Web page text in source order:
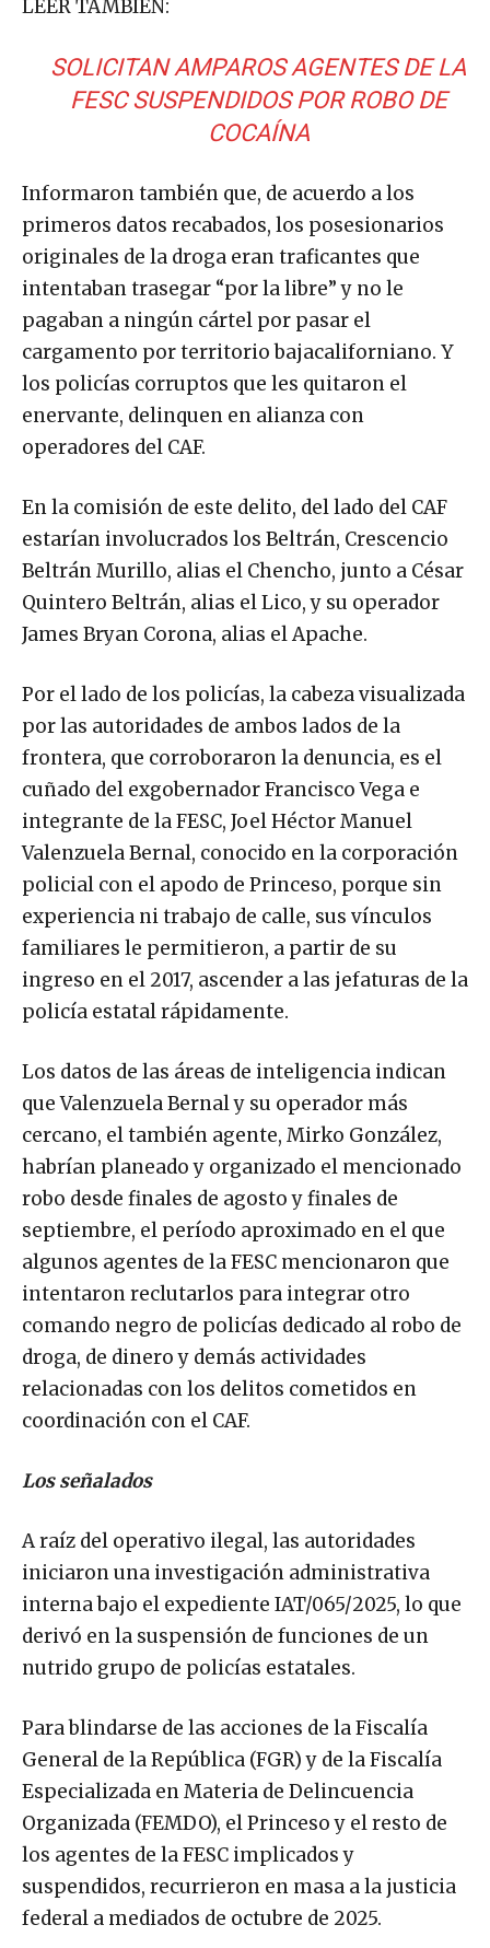
LEER TAMBIÉN:
SOLICITAN AMPAROS AGENTES DE LA
FESC SUSPENDIDOS POR ROBO DE
COCAÍNA
Informaron también que, de acuerdo a los
primeros datos recabados, los posesionarios
originales de la droga eran traficantes que
intentaban trasegar “por la libre” y no le
pagaban a ningún cártel por pasar el
cargamento por territorio bajacaliforniano. Y
los policías corruptos que les quitaron el
enervante, delinquen en alianza con
operadores del CAF.
En la comisión de este delito, del lado del CAF
estarían involucrados los Beltrán, Crescencio
Beltrán Murillo, alias el Chencho, junto a César
Quintero Beltrán, alias el Lico, y su operador
James Bryan Corona, alias el Apache.
Por el lado de los policías, la cabeza visualizada
por las autoridades de ambos lados de la
frontera, que corroboraron la denuncia, es el
cuñado del exgobernador Francisco Vega e
integrante de la FESC, Joel Héctor Manuel
Valenzuela Bernal, conocido en la corporación
policial con el apodo de Princeso, porque sin
experiencia ni trabajo de calle, sus vínculos
familiares le permitieron, a partir de su
ingreso en el 2017, ascender a las jefaturas de la
policía estatal rápidamente.
Los datos de las áreas de inteligencia indican
que Valenzuela Bernal y su operador más
cercano, el también agente, Mirko González,
habrían planeado y organizado el mencionado
robo desde finales de agosto y finales de
septiembre, el período aproximado en el que
algunos agentes de la FESC mencionaron que
intentaron reclutarlos para integrar otro
comando negro de policías dedicado al robo de
droga, de dinero y demás actividades
relacionadas con los delitos cometidos en
coordinación con el CAF.
Los señalados
A raíz del operativo ilegal, las autoridades
iniciaron una investigación administrativa
interna bajo el expediente IAT/065/2025, lo que
derivó en la suspensión de funciones de un
nutrido grupo de policías estatales.
Para blindarse de las acciones de la Fiscalía
General de la República (FGR) y de la Fiscalía
Especializada en Materia de Delincuencia
Organizada (FEMDO), el Princeso y el resto de
los agentes de la FESC implicados y
suspendidos, recurrieron en masa a la justicia
federal a mediados de octubre de 2025.